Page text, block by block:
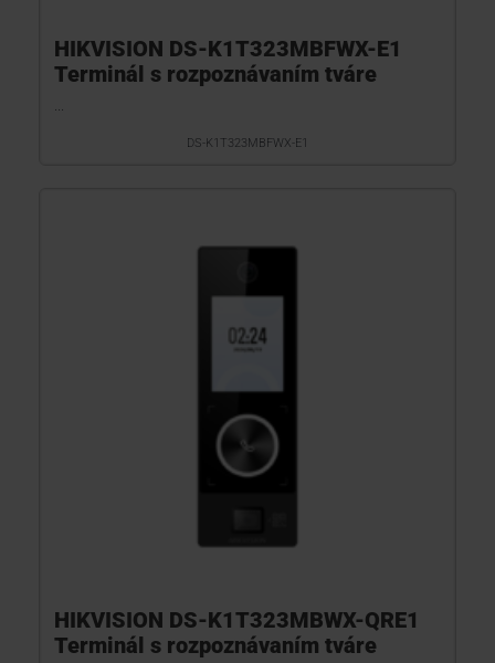
HIKVISION DS-K1T323MBFWX-E1
Terminál s rozpoznávaním tváre
DS-K1T323MBFWX-E1
HIKVISION DS-K1T323MBWX-QRE1
Terminál s rozpoznávaním tváre